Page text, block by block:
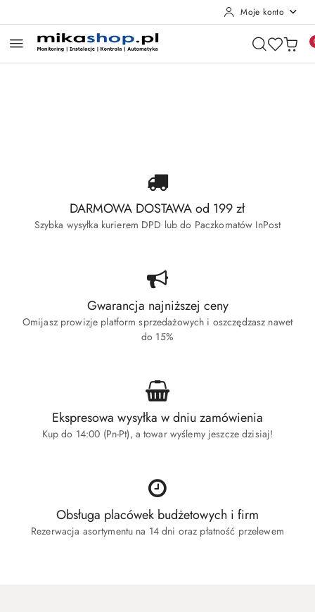
Moje konto
DARMOWA DOSTAWA od 199 zł
Szybka wysyłka kurierem DPD lub do Paczkomatów InPost
Gwarancja najniższej ceny
Omijasz prowizje platform sprzedażowych i oszczędzasz nawet
do 15%
Ekspresowa wysyłka w dniu zamówienia
Kup do 14:00 (Pn-Pt), a towar wyślemy jeszcze dzisiaj!
Obsługa placówek budżetowych i firm
Rezerwacja asortymentu na 14 dni oraz płatność przelewem